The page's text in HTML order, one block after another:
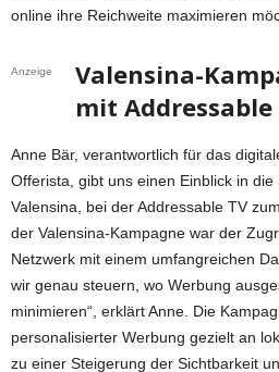
online ihre Reichweite maximieren
Anzeige
Valensina-
mit Addressable
Anne Bär, verantwortlich für das
Offerista, gibt uns einen Einblick in
Valensina, bei der Addressable TV
der Valensina-Kampagne war der
Netzwerk mit einem umfangreichen
wir genau steuern, wo Werbung
minimieren“, erklärt Anne. Die
personalisierter Werbung gezielt an
zu einer Steigerung der Sichtbarkeit